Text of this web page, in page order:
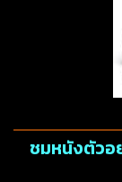
ชมหนังตัวอ